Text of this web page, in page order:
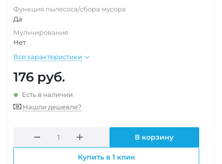
Функция пылесоса/сбора мусора
Да
Мульчирование
Нет
Все характеристики
176 руб.
Есть в наличии
Нашли дешевле?
В корзину
Купить в 1 клик